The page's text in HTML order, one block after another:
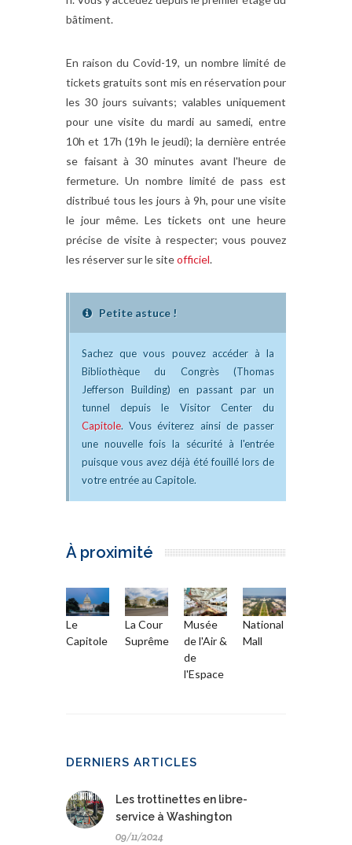
bâtiment.
En raison du Covid-19, un nombre limité de
tickets gratuits sont mis en réservation pour
les 30 jours suivants; valables uniquement
pour une visite du mardi au samedi, entre
10h et 17h (19h le jeudi); la dernière entrée
se faisant à 30 minutes avant l'heure de
fermeture. Un nombre limité de pass est
distribué tous les jours à 9h, pour une visite
le jour même. Les tickets ont une heure
précise de visite à respecter; vous pouvez
les réserver sur le siteofficiel.
Petite astuce !
Sachez que vous pouvez accéder à la
Bibliothèque du Congrès (Thomas
Jefferson Building) en passant par un
tunnel depuis le Visitor Center du
Capitole. Vous éviterez ainsi de passer
une nouvelle fois la sécurité à l'entrée
puisque vous avez déjà été fouillé lors de
votre entrée au Capitole.
À proximité
Le
Capitole
La Cour
Suprême
Musée
de l'Air &
de
l'Espace
National
Mall
DERNIERS ARTICLES
Les trottinettes en libre-
service à Washington
09/11/2024